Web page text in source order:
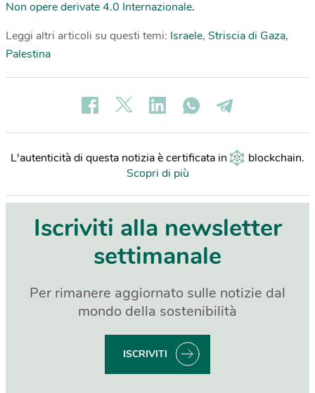
Non opere derivate 4.0 Internazionale.
Leggi altri articoli su questi temi: Israele, Striscia di Gaza,
Palestina
L'autenticità di questa notizia è certificata in blockchain.
Scopri di più
Iscriviti alla newsletter
settimanale
Per rimanere aggiornato sulle notizie dal
mondo della sostenibilità
ISCRIVITI